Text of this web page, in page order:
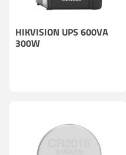
HIKVISION UPS 600VA
300W